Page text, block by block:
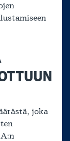
joka